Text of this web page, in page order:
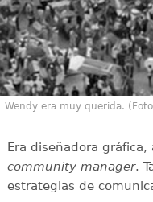
Wendy era muy querida.
Era diseñadora
community manager.
estrategias de